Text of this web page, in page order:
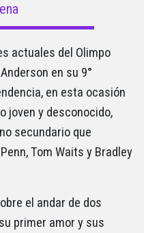
actuales del Olimpo
en su 9°
en esta ocasión
joven y desconocido,
secundario que
Tom Waits y Bradley
el andar de dos
primer amor y sus